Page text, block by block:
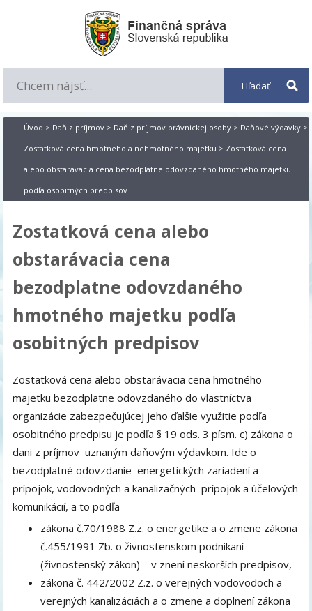
Úvod > Daň z príjmov > Daň z príjmov právnickej osoby > Daňové výdavky >
Zostatková cena hmotného a nehmotného majetku > Zostatková cena
alebo obstarávacia cena bezodplatne odovzdaného hmotného majetku
podľa osobitných predpisov
Zostatková cena alebo
obstarávacia cena
bezodplatne odovzdaného
hmotného majetku podľa
osobitných predpisov
Zostatková cena alebo obstarávacia cena hmotného
majetku bezodplatne odovzdaného do vlastníctva
organizácie zabezpečujúcej jeho ďalšie využitie podľa
osobitného predpisu je podľa § 19 ods. 3 písm. c) zákona o
dani z príjmov uznaným daňovým výdavkom. Ide o
bezodplatné odovzdanie energetických zariadení a
prípojok, vodovodných a kanalizačných prípojok a účelových
komunikácií, a to podľa
zákona č.70/1988 Z.z. o energetike a o zmene zákona
č.455/1991 Zb. o živnostenskom podnikaní
(živnostenský zákon) v znení neskorších predpisov,
zákona č. 442/2002 Z.z. o verejných vodovodoch a
verejných kanalizáciách a o zmene a doplnení zákona